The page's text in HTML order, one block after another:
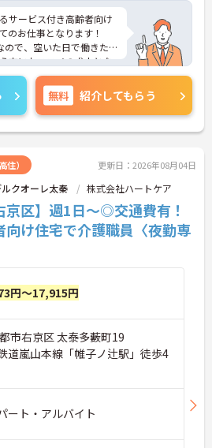
サービス付き高齢者向け
のお仕事となります！
で、空いた日で働きた
方におススメの求人とな
経験を活かしてお仕事し
方は面接ポイントをお伝
問い合わせください♪
無料 紹介してもらう
住） 更新日：2026年08月04日
クオーレ太秦 株式会社ハートケア
京区】週1日～◎交通費有！
向け住宅で介護職員〈夜勤専
円～17,915円
市右京区 太泰多藪町19
道嵐山本線「帷子ノ辻駅」徒歩4
ート・アルバイト